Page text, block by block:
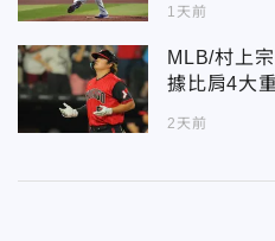
1天前
MLB/村上
據比肩4大
2天前